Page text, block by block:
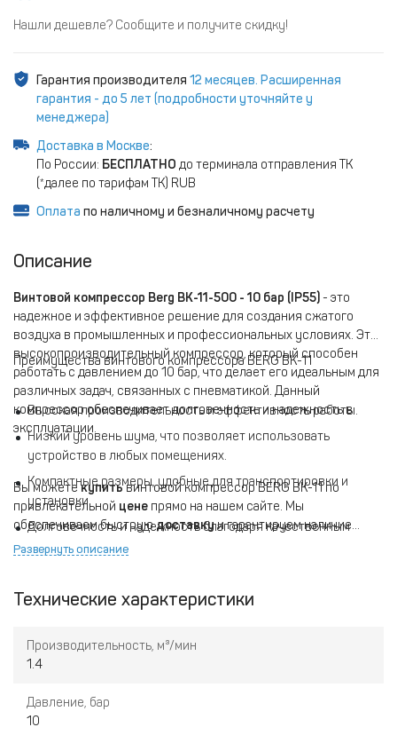
Нашли дешевле? Сообщите и получите скидку!
Гарантия производителя 12 месяцев. Расширенная
гарантия - до 5 лет (подробности уточняйте у
менеджера)
Доставка в Москве:
По России: БЕСПЛАТНО до терминала отправления ТК
(*далее по тарифам ТК) RUB
Оплата по наличному и безналичному расчету
Описание
Винтовой компрессор Berg ВК-11-500 - 10 бар (IP55) - это
надежное и эффективное решение для создания сжатого
воздуха в промышленных и профессиональных условиях. Это
высокопроизводительный компрессор, который способен
работать с давлением до 10 бар, что делает его идеальным для
различных задач, связанных с пневматикой. Данный
компрессор обеспечивает долговечность и надежность в
эксплуатации.
Преимущества винтового компрессора BERG ВК-11
Высокая производительность и эффективность работы.
Низкий уровень шума, что позволяет использовать
устройство в любых помещениях.
Компактные размеры, удобные для транспортировки и
установки.
Долговечность и надежность благодаря качественным
материалам и сборке.
Вы можете купитьвинтовой компрессор BERG ВК-11 по
привлекательной цене прямо на нашем сайте. Мы
обеспечиваем быструюдоставкуи гарантируем наличие
товара на складе.
Развернуть описание
Технические характеристики
Производительность, м³/мин
1.4
Давление, бар
10